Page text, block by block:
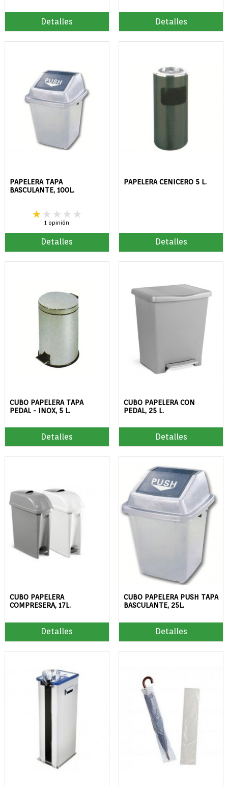
Detalles Detalles
PAPELERA TAPA
BASCULANTE, 100L.
1 opinión
Detalles
PAPELERA CENICERO 5 L.
Detalles
CUBO PAPELERA TAPA
PEDAL - INOX, 5 L.
Detalles
CUBO PAPELERA CON
PEDAL, 25 L.
Detalles
CUBO PAPELERA
COMPRESERA, 17L.
Detalles
CUBO PAPELERA PUSH TAPA
BASCULANTE, 25L.
Detalles